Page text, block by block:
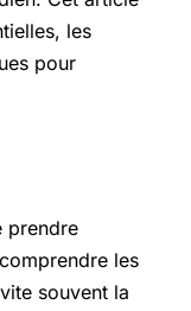
les
pour
prendre
les
souvent la